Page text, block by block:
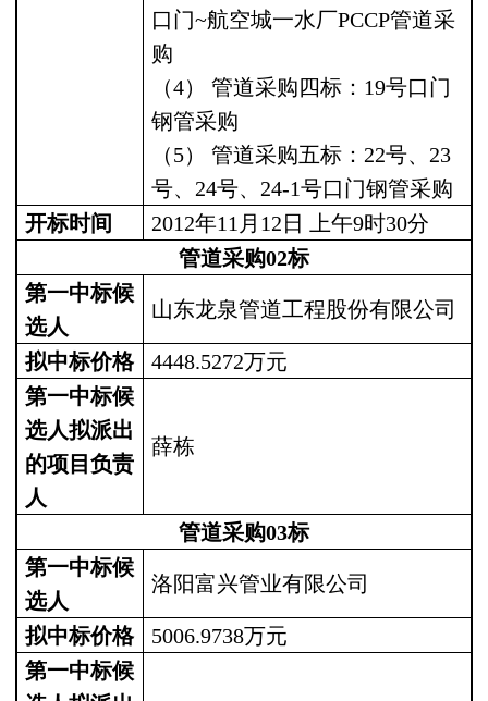
口门~航空城一水厂PCCP管道采
购
（4） 管道采购四标： 19号口门
钢管采购
（5） 管道采购五标： 22号、 23
号、 24号、 24-1号口门钢管采购
开标时间
2012年11 月 12 日 上午9时30分
管道采购02标
第一中标候
选人
山东龙泉管道工程股份有限公司
拟中标价格 4448.5272万元
第一中标候
选人拟派出
的项目负责
人
薛栋
管道采购03标
第一中标候
选人
洛阳富兴管业有限公司
拟中标价格 5006.9738万元
第一中标候